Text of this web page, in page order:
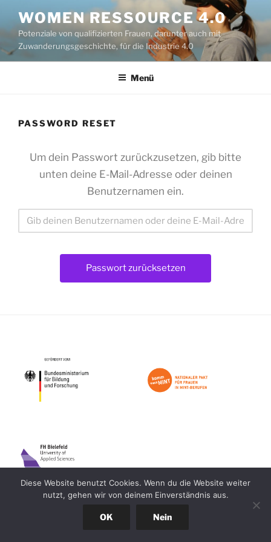
Inhalt
springen
WOMEN RESSOURCE 4.0
Potenziale von qualifizierten Frauen, darunter auch mit
Zuwanderungsgeschichte, für die Industrie 4.0
Menü
PASSWORD RESET
Um dein Passwort zurückzusetzen, gib bitte
unten deine E-Mail-Adresse oder deinen
Benutzernamen ein.
Diese Website benutzt Cookies. Wenn du die Website weiter
nutzt, gehen wir von deinem Einverständnis aus.
OK Nein